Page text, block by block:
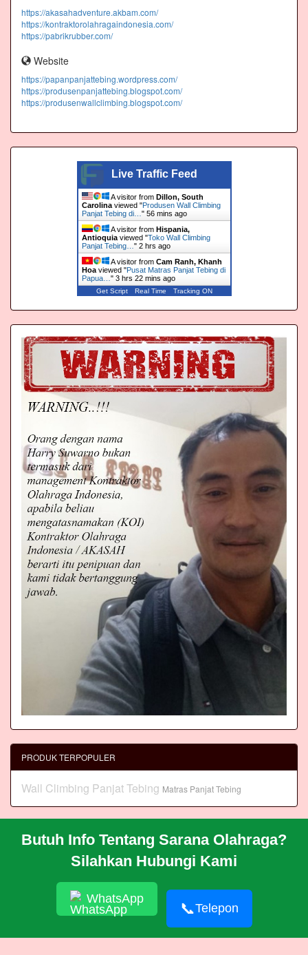
https://akasahadventure.akbam.com/
https://kontraktorolahragaindonesia.com/
https://pabrikrubber.com/
Website
https://papanpanjattebing.wordpress.com/
https://produsenpanjattebing.blogspot.com/
https://produsenwallclimbing.blogspot.com/
Butuh Info Tentang Sarana Olahraga?
Silahkan Hubungi Kami
WhatsApp
📞Telepon
Live Traffic Feed
A visitor from Dillon, South
Carolinaviewed "Produsen Wall Climbing
Panjat Tebing di… " 56 mins ago
A visitor from Hispania,
Antioquiaviewed "Toko Wall Climbing
Panjat Tebing… " 2 hrs ago
A visitor from Cam Ranh, Khanh
Hoaviewed "Pusat Matras Panjat Tebing di
Papua… " 3 hrs 22 mins ago
Get Script Real Time Tracking ON
PRODUK TERPOPULER
Wall Climbing Panjat Tebing Matras Panjat Tebing
CARA PESAN
HUBUNGI KAMI
© 2026 https://akasahadventure.akbam.com/
RSS|sitemap.xml